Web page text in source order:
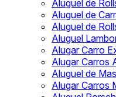
Aluguel de
Aluguel de
Aluguel de
Aluguel
Alugar Carro
Alugar Carros
Aluguel de
Alugar Carros